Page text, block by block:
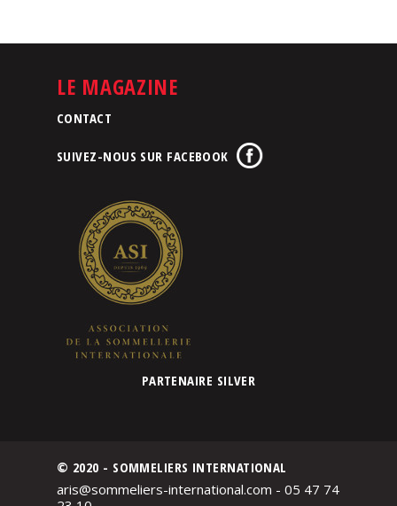
LE MAGAZINE
CONTACT
SUIVEZ-NOUS SUR FACEBOOK
PARTENAIRE SILVER
© 2020 - SOMMELIERS INTERNATIONAL
aris@sommeliers-international.com - 05 47 74